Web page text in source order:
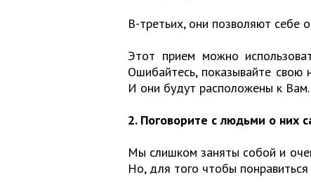
В-третьих, они позволяют себе
Этот прием можно
Ошибайтесь, показывайте свою
И они будут расположены к Вам.
2. Поговорите с людьми о них
Мы слишком заняты собой и
Но, для того чтобы